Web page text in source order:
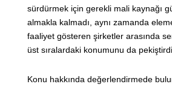
sürdürmek için gerekli mali kaynağı
almakla kalmadı, aynı zamanda
faaliyet gösteren şirketler arasında
üst sıralardaki konumunu da pekiştirdi.
Konu hakkında değerlendirmede